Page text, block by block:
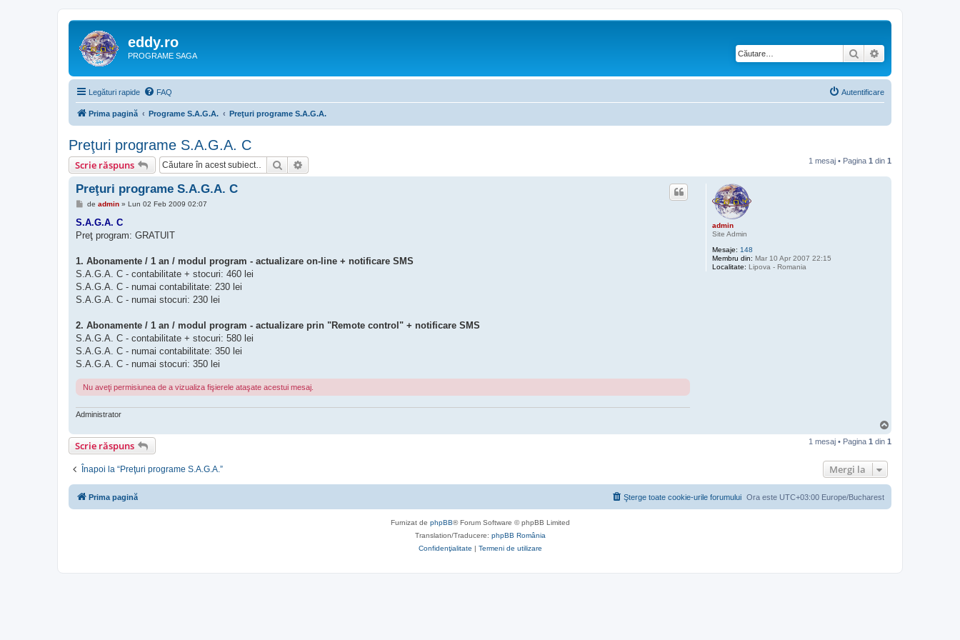
eddy.ro
PROGRAME SAGA Căutare
Legături rapide FAQ Autentificare
Prima pagină Programe S.A.G.A. Preţuri programe S.A.G.A.
Preţuri programe S.A.G.A. C
Scrie răspuns Căutare 1 mesaj • Pagina 1 din 1
admin
Site Admin
Mesaje: 148
Membru din: Mar 10 Apr 2007 22:15
Localitate: Lipova - Romania
Preţuri programe S.A.G.A. C
M
s
j
de admin» Lun 02 Feb 2009 02:07
S.A.G.A. C
Preţ program: GRATUIT
1. Abonamente / 1 an / modul program - actualizare on-line + notificare SMS
S.A.G.A. C - contabilitate + stocuri: 460 lei
S.A.G.A. C - numai contabilitate: 230 lei
S.A.G.A. C - numai stocuri: 230 lei
2. Abonamente / 1 an / modul program - actualizare prin "Remote control" + notificare SMS
S.A.G.A. C - contabilitate + stocuri: 580 lei
S.A.G.A. C - numai contabilitate: 350 lei
S.A.G.A. C - numai stocuri: 350 lei
Nu aveţi permisiunea de a vizualiza fişierele ataşate acestui mesaj.
Administrator
s
Scrie răspuns 1 mesaj • Pagina 1 din 1
Înapoi la “Preţuri programe S.A.G.A.” Mergi la
Prima pagină Ora este UTC+03:00 Europe/Bucharest
Şterge toate cookie-urile forumului
Furnizat de phpBB® Forum Software © phpBB Limited
Translation/Traducere: phpBB România
Confidenţialitate | Termeni de utilizare